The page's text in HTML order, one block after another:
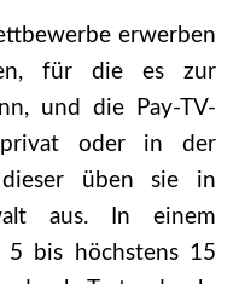
erwerben
für die es zur
und die Pay-TV-
privat oder in der
üben sie in
aus. In einem
5 bis höchstens 15